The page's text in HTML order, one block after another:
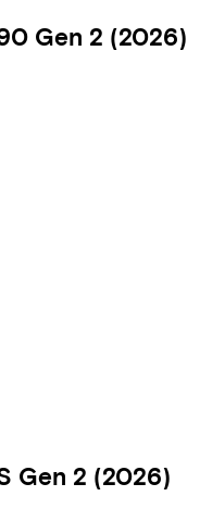
Gen 2 (2026)
Gen 2 (2026)